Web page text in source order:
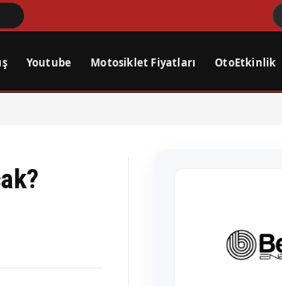
Youtube Motosiklet Fiyatları OtoEtkinlik